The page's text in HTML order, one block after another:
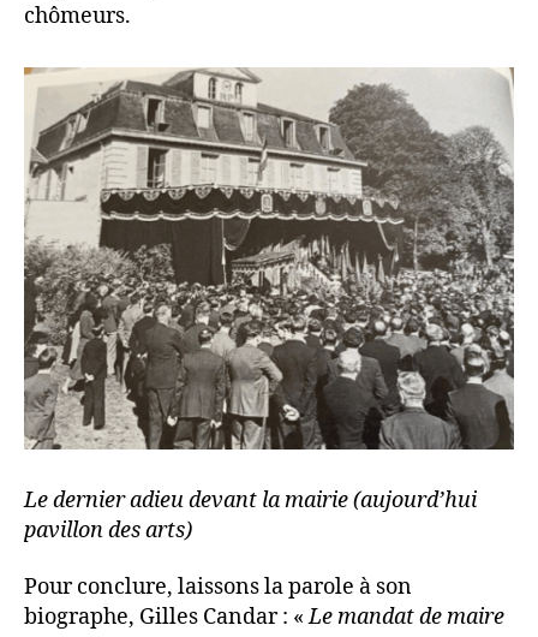
chômeurs.
Le dernier adieu devant la mairie (aujourd’hui
pavillon des arts)
Pour conclure, laissons la parole à son
biographe, Gilles Candar : «Le mandat de maire